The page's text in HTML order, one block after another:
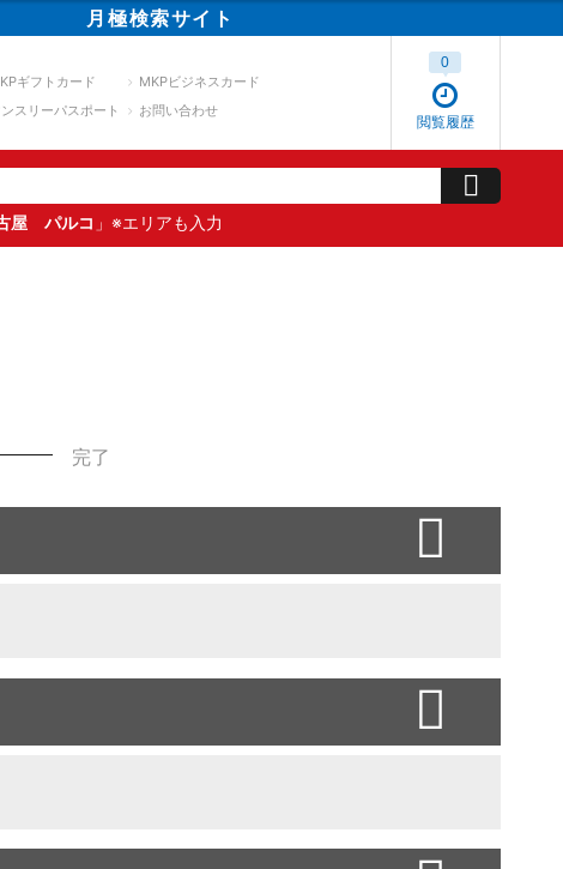
月極検索サイト
ギフトカード
MKPビジネスカード
スリーパスポート お問い合わせ
閲覧履歴
0
屋 パルコ 」※エリアも入力
完了